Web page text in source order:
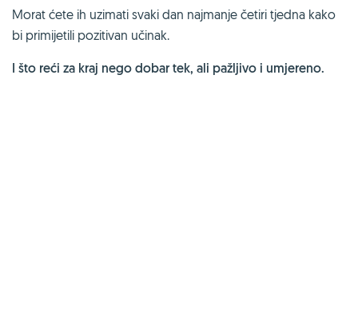
Morat ćete ih uzimati svaki dan najmanje četiri tjedna kako
bi primijetili pozitivan učinak.
I što reći za kraj nego dobar tek, ali pažljivo i umjereno.